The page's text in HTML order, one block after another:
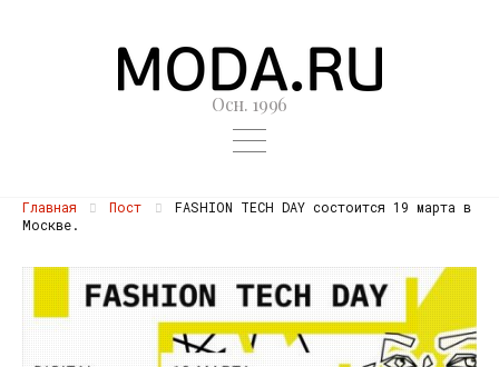
Осн. 1996
Главная Пост
FASHION TECH DAY состоится 19 марта в
Москве.